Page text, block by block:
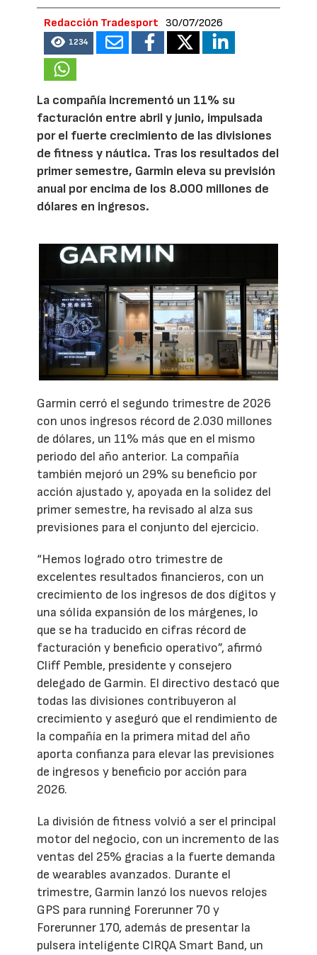
Redacción Tradesport 30/07/2026
1234
La compañía incrementó un 11% su
facturación entre abril y junio, impulsada
por el fuerte crecimiento de las divisiones
de fitness y náutica. Tras los resultados del
primer semestre, Garmin eleva su previsión
anual por encima de los 8.000 millones de
dólares en ingresos.
Garmin cerró el segundo trimestre de 2026
con unos ingresos récord de 2.030 millones
de dólares, un 11% más que en el mismo
periodo del año anterior. La compañía
también mejoró un 29% su beneficio por
acción ajustado y, apoyada en la solidez del
primer semestre, ha revisado al alza sus
previsiones para el conjunto del ejercicio.
“Hemos logrado otro trimestre de
excelentes resultados financieros, con un
crecimiento de los ingresos de dos dígitos y
una sólida expansión de los márgenes, lo
que se ha traducido en cifras récord de
facturación y beneficio operativo”, afirmó
Cliff Pemble, presidente y consejero
delegado de Garmin. El directivo destacó que
todas las divisiones contribuyeron al
crecimiento y aseguró que el rendimiento de
la compañía en la primera mitad del año
aporta confianza para elevar las previsiones
de ingresos y beneficio por acción para
2026.
La división de fitness volvió a ser el principal
motor del negocio, con un incremento de las
ventas del 25% gracias a la fuerte demanda
de wearables avanzados. Durante el
trimestre, Garmin lanzó los nuevos relojes
GPS para running Forerunner 70 y
Forerunner 170, además de presentar la
pulsera inteligente CIRQA Smart Band, un